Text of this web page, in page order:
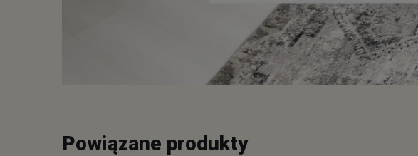
Powiązane produkty